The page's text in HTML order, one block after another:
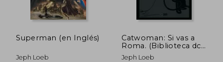
40% 45%
Superman (en Inglés)
Jeph Loeb
Catwoman: Si vas a
Roma. (Biblioteca dc
Black Label)
Jeph Loeb